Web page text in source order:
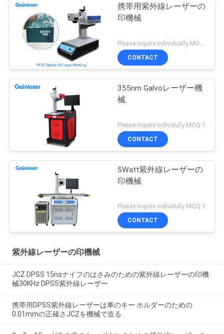
携帯用紫外線レーザーの
印機械
CONTACT
355nm Galvoレーザー機
械
Please inquire individully MOQ:1
CONTACT
5Watt紫外線レーザーの
印機械
Please inquire individully MOQ:1
CONTACT
紫外線レーザーの印機械
JCZ DPSS 15nsナイフのはさみのための紫外線レーザーの印機
械30KHz DPSS紫外線レーザー
携帯用DPSS紫外線レーザーは車のキー ホルダーのための
0.01mmの正確さJCZを機械で造る